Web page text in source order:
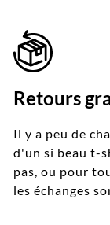
Retours
Il y a peu de
d'un si beau t-
pas, ou pour
les échanges